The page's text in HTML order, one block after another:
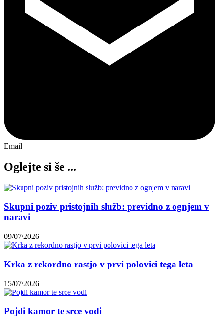
Email
Oglejte si še ...
Skupni poziv pristojnih služb: previdno z ognjem v
naravi
09/07/2026
Krka z rekordno rastjo v prvi polovici tega leta
15/07/2026
Pojdi kamor te srce vodi